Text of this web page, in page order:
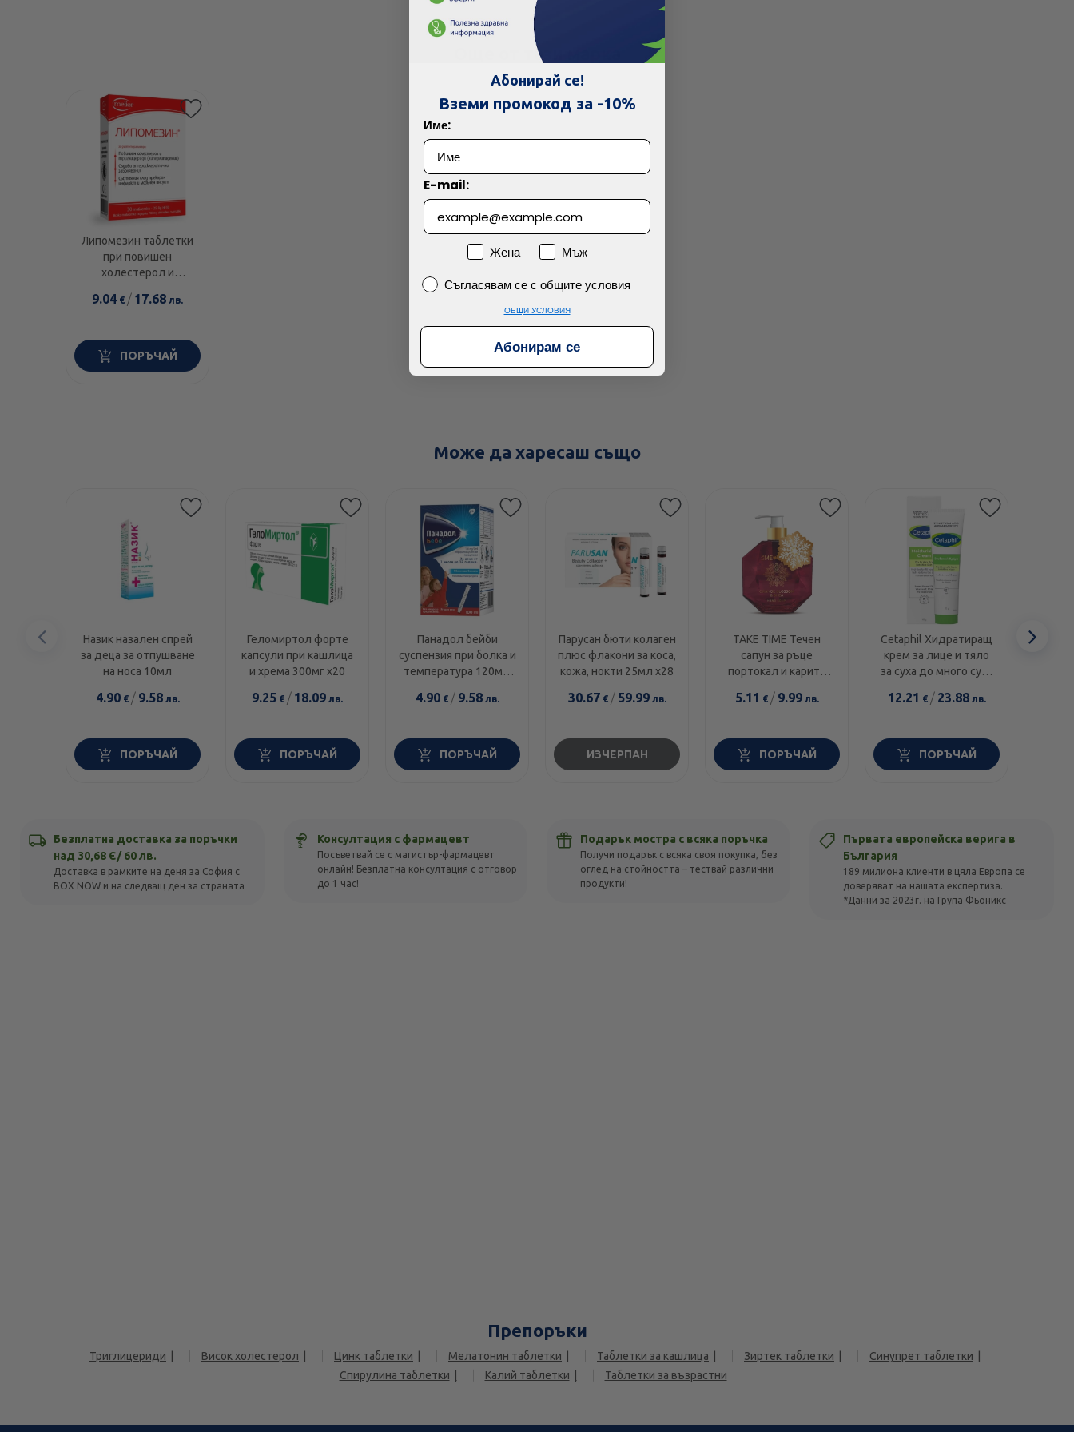
Още от тази марка
Липомезин таблетки
при повишен
холестерол и
Doych
9.04 € / 17.68 лв.
ПОРЪЧАЙ
Може да харесаш също
Назик назален спрей
за деца за отпушване
на носа 10мл
4.90€ / 9.58лв.
ПОРЪЧАЙ
Геломиртол форте
капсули при кашлица
и хрема 300мг х20
9.25 € / 18.09 лв.
ПОРЪЧАЙ
Панадол бейби
суспензия при болка и
температура 120мг/
4.90€ / 9.58лв.
ПОРЪЧАЙ
Парусан бюти колаген
плюс флакони за коса,
кожа, нокти 25мл х28
30.67 € / 59.99лв.
ИЗЧЕРПАН
TAKE TIME Течен
сапун за ръце
портокал и карите
5.11 € / 9.99лв.
ПОРЪЧАЙ
Cetaphil Хидратиращ
крем за лице и тяло
за суха до много суха
100г
12.21 € / 23.88лв.
ПОРЪЧАЙ
Предишен
елемент
Безплатна доставка за поръчки
над 30,68 Є/ 60 лв.
Доставка в рамките на деня за София с
BOX NOW и на следващ ден за страната
Консултация с фармацевт
Посъветвай се с магистър-фармацевт
онлайн! Безплатна консултация с отговор
до 1 час!
Подарък мостра с всяка поръчка
Получи подарък с всяка своя покупка, без
оглед на стойността – тествай различни
продукти!
Първата европейска верига в
България
189 милиона клиенти в цяла Европа се
доверяват на нашата експертиза.
*Данни за 2023г. на Група Фьоникс
Препоръки
Триглицериди Висок холестерол Цинк таблетки Мелатонин таблетки Таблетки за кашлица Зиртек таблетки
Синупрет таблетки
Спирулина таблетки
Калий таблетки Таблетки за възрастни
Абонирай се!
Вземи промокод за -10%
Име:
E-mail:
ПолЖена
Мъж
Съгласявам се с общите условия
Съгласявам се с общите условия
ОБЩИ УСЛОВИЯ
Абонирам се